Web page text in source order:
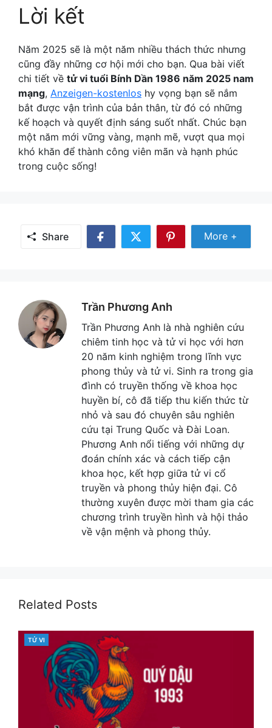
Lời kết
Năm 2025 sẽ là một năm nhiều thách thức nhưng
cũng đầy những cơ hội mới cho bạn. Qua bài viết
chi tiết về tử vi tuổi Bính Dần 1986 năm 2025 nam
mạng, Anzeigen-kostenlos hy vọng bạn sẽ nắm
bắt được vận trình của bản thân, từ đó có những
kế hoạch và quyết định sáng suốt nhất. Chúc bạn
một năm mới vững vàng, mạnh mẽ, vượt qua mọi
khó khăn để thành công viên mãn và hạnh phúc
trong cuộc sống!
Share
Share
Share
Share
More +
Trần Phương Anh
Trần Phương Anh là nhà nghiên cứu
chiêm tinh học và tử vi học với hơn
20 năm kinh nghiệm trong lĩnh vực
phong thủy và tử vi. Sinh ra trong gia
đình có truyền thống về khoa học
huyền bí, cô đã tiếp thu kiến thức từ
nhỏ và sau đó chuyên sâu nghiên
cứu tại Trung Quốc và Đài Loan.
Phương Anh nổi tiếng với những dự
đoán chính xác và cách tiếp cận
khoa học, kết hợp giữa tử vi cổ
truyền và phong thủy hiện đại. Cô
thường xuyên được mời tham gia các
chương trình truyền hình và hội thảo
về vận mệnh và phong thủy.
Related Posts
CATEGORIES
TỬ VI